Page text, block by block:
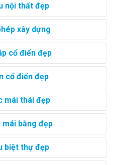
nội thất đẹp
xây dựng
cổ điển đẹp
cổ điển đẹp
mái thái đẹp
bằng đẹp
biệt thự đẹp